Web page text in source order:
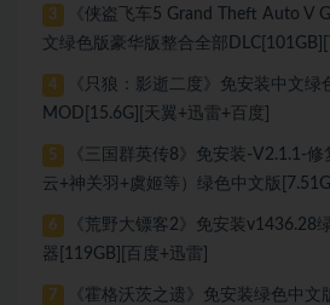
3
《侠盗飞车5 Grand Theft Auto V
文绿色版豪华版整合全部DLC[101GB][
4
《只狼：影逝二度》免安装中文绿
MOD[15.6G][天翼+迅雷+百度]
5
《三国群英传8》免安装-V2.1.1-
云+神关羽+虞姬等）绿色中文版
6
《荒野大镖客2》免安装v1436.28
器[119GB][百度+迅雷]
7
《霍格沃茨之遗》免安装绿色中文